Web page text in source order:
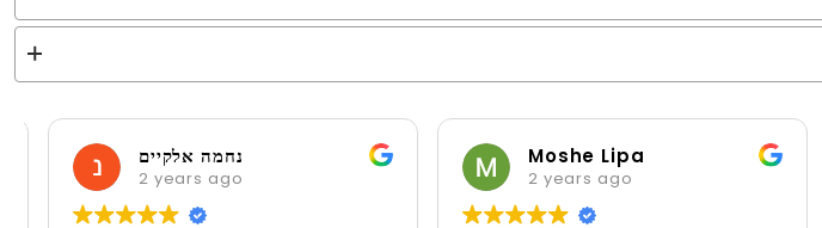
נחמה אלקיים
2 years ago
Moshe Lipa
2 years ago